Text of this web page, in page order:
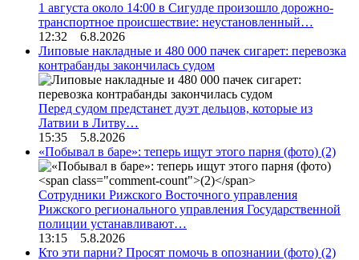
1 августа около 14:00 в Сигулде произошло дорожно-
транспортное происшествие: неустановленный…
12:32 6.8.2026
Липовые накладные и 480 000 пачек сигарет: перевозка
контрабанды закончилась судом
Перед судом предстанет дуэт дельцов, которые из
Латвии в Литву…
15:35 5.8.2026
«Побывал в баре»: теперь ищут этого парня (фото) (2)
Сотрудники Рижского Восточного управления
Рижского регионального управления Государственной
полиции устанавливают…
13:15 5.8.2026
Кто эти парни? Просят помочь в опознании (фото) (2)